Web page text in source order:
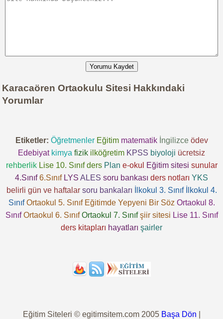
Yorumu Kaydet
Karacaören Ortaokulu Sitesi Hakkındaki
Yorumlar
Etiketler: Öğretmenler Eğitim matematik İngilizce ödev
Edebiyat kimya fizik ilköğretim KPSS biyoloji ücretsiz
rehberlik Lise 10. Sınıf ders Plan e-okul Eğitim sitesi sunular
4.Sınıf 6.Sınıf LYS ALES soru bankası ders notları YKS
belirli gün ve haftalar soru bankaları İlkokul 3. Sınıf
İlkokul 4.
Sınıf Ortaokul 5. Sınıf Eğitimde Yepyeni Bir Söz Ortaokul 8.
Sınıf Ortaokul 6. Sınıf Ortaokul 7. Sınıf şiir sitesi Lise 11. Sınıf
ders kitapları hayatları şairler
Eğitim Siteleri © egitimsitem.com 2005 Başa Dön